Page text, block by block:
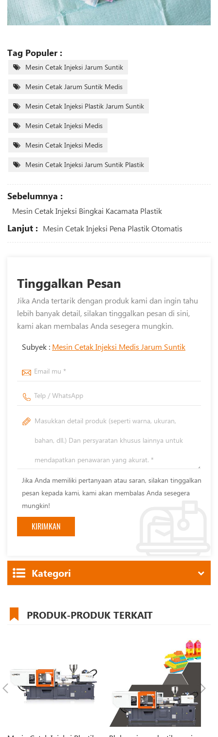
Tag Populer :
Mesin Cetak Injeksi Jarum Suntik
Mesin Cetak Jarum Suntik Medis
Mesin Cetak Injeksi Plastik Jarum Suntik
Mesin Cetak Injeksi Medis
Mesin Cetak Injeksi Medis
Mesin Cetak Injeksi Jarum Suntik Plastik
Sebelumnya :
Mesin Cetak Injeksi Bingkai Kacamata Plastik
Lanjut : Mesin Cetak Injeksi Pena Plastik Otomatis
Tinggalkan Pesan
Jika Anda tertarik dengan produk kami dan ingin tahu
lebih banyak detail, silakan tinggalkan pesan di sini,
kami akan membalas Anda sesegera mungkin.
Subyek : Mesin Cetak Injeksi Medis Jarum Suntik
Jika Anda memiliki pertanyaan atau saran, silakan tinggalkan
pesan kepada kami, kami akan membalas Anda sesegera
mungkin!
Kategori
PRODUK-PRODUK TERKAIT